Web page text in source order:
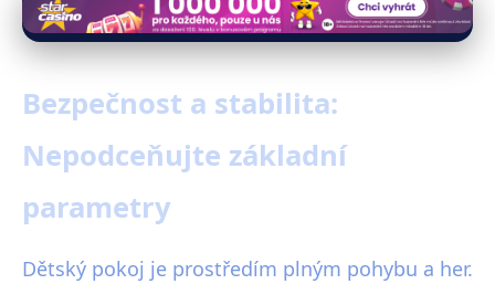
Bezpečnost a stabilita:
Nepodceňujte základní
parametry
Dětský pokoj je prostředím plným pohybu a her.